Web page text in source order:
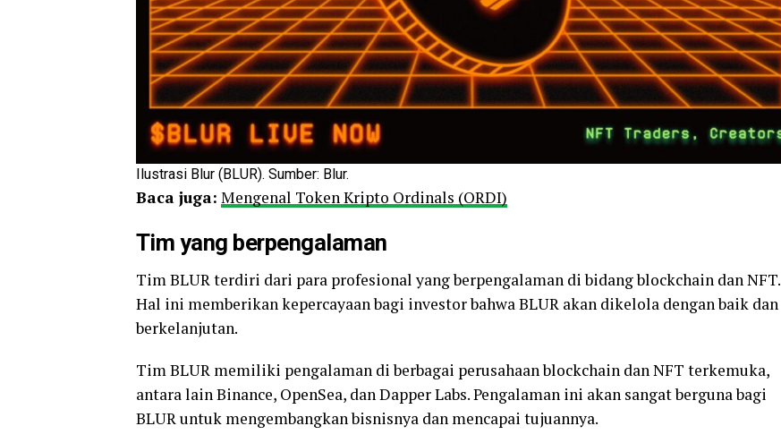
Ilustrasi Blur (BLUR). Sumber: Blur.
Baca juga: Mengenal Token Kripto Ordinals (ORDI)
Tim yang berpengalaman
Tim BLUR terdiri dari para profesional yang berpengalaman di bidang blockchain dan NFT.
Hal ini memberikan kepercayaan bagi investor bahwa BLUR akan dikelola dengan baik dan
berkelanjutan.
Tim BLUR memiliki pengalaman di berbagai perusahaan blockchain dan NFT terkemuka,
antara lain Binance, OpenSea, dan Dapper Labs. Pengalaman ini akan sangat berguna bagi
BLUR untuk mengembangkan bisnisnya dan mencapai tujuannya.